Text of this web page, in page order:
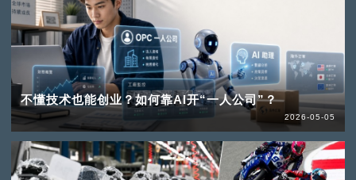
不懂技术也能创业？如何靠AI开“一人公司”？
2026-05-05